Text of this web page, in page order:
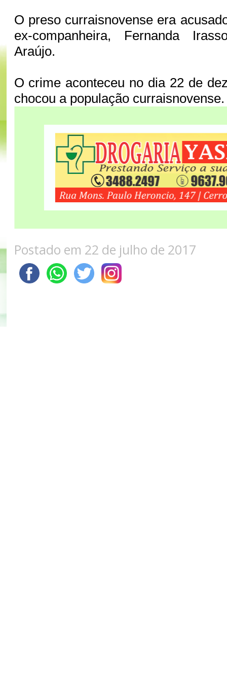
O preso curraisnovense era
ex-companheira, Fernanda
Araújo.
O crime aconteceu no dia 22 de
chocou a população curraisnovense.
Postado em 22 de julho de 2017